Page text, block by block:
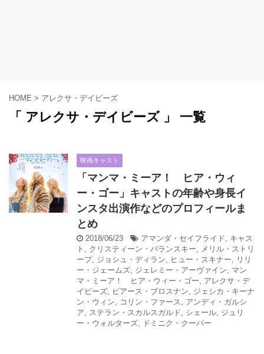
HOME > アレクサ・デイビーズ
「 アレクサ・デイビーズ 」 一覧
映画キャスト
「マンマ・ミーア！ ヒア・ウィ
ー・ゴー」キャストの年齢や身長イ
ンスタ出演作などのプロフィールま
とめ
2018/06/23 アマンダ・セイフライド
キャス
ト
クリスティーン・バランスキー
メリル・ストリ
ープ, ジョシュ・ディラン ヒュー・スキナー
リリ
ー・ジェームズ ジェレミー・アーヴァイン
マン
マ・ミーア！ ヒア・ウィー・ゴー
アレクサ・デ
イビーズ
ピアース・ブロスナン
ジェシカ・キーナ
ン・ウィン
コリン・ファース
アンディ・ガルシ
ア
ステラン・スカルスガルド シェール ジュリ
ー・ウォルターズ
ドミニク・クーパー